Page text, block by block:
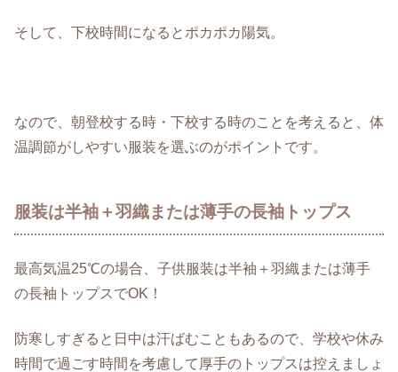
そして、下校時間になるとポカポカ陽気。
なので、朝登校する時・下校する時のことを考えると、体
温調節がしやすい服装を選ぶのがポイントです。
服装は半袖＋羽織または薄手の長袖トップス
最高気温25℃の場合、子供服装は半袖＋羽織または薄手
の長袖トップスでOK！
防寒しすぎると日中は汗ばむこともあるので、学校や休み
時間で過ごす時間を考慮して厚手のトップスは控えましょ